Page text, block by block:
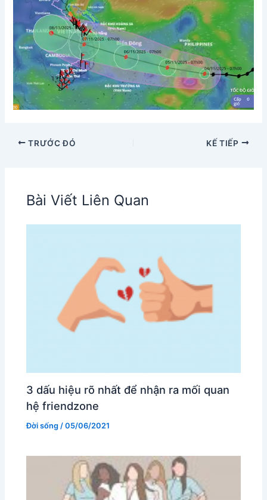
TRƯỚC ĐÓ KẾ TIẾP
Bài Viết Liên Quan
3 dấu hiệu rõ nhất để nhận ra mối quan
hệ friendzone
Đời sống /05/06/2021